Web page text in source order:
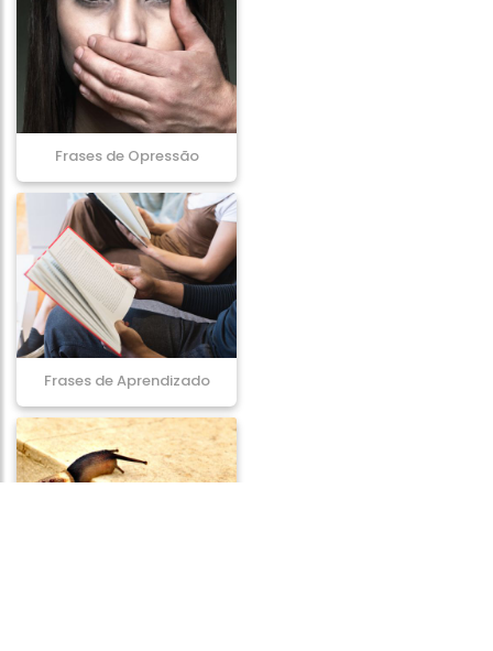
Frases de Opressão
Frases de Aprendizado